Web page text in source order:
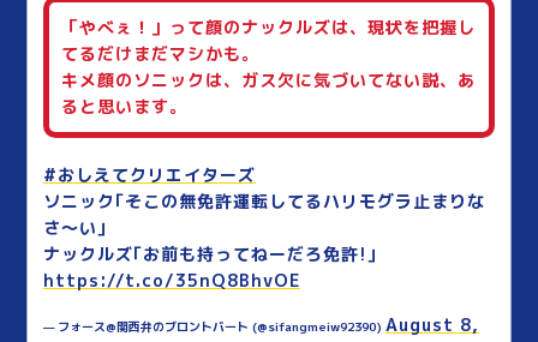
「やべぇ！」って顔のナックルズは、現状を把握し
てるだけまだマシかも。
キメ顔のソニックは、ガス欠に気づいてない説、あ
ると思います。
#おしえてクリエイターズ
ソニック｢そこの無免許運転してるハリモグラ止まりな
さ～い｣
ナックルズ｢お前も持ってねーだろ免許!｣
https://t.co/35nQ8BhvOE
— フォース@関西弁のブロントバート (@sifangmeiw92390) August 8,